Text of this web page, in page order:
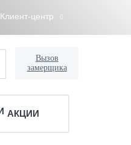
Клиент-центр
Вызов
замерщика
АКЦИИ